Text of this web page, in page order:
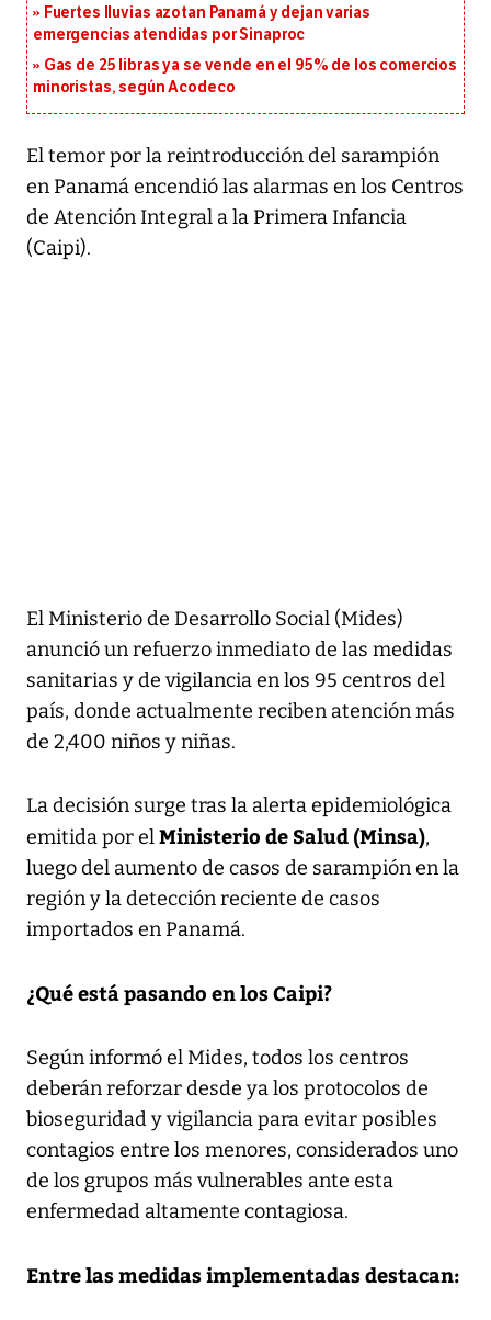
Fuertes lluvias azotan Panamá y dejan varias
emergencias atendidas por Sinaproc
Gas de 25 libras ya se vende en el 95% de los comercios
minoristas, según Acodeco
El temor por la reintroducción del sarampión
en Panamá encendió las alarmas en los Centros
de Atención Integral a la Primera Infancia
(Caipi).
El Ministerio de Desarrollo Social (Mides)
anunció un refuerzo inmediato de las medidas
sanitarias y de vigilancia en los 95 centros del
país, donde actualmente reciben atención más
de 2,400 niños y niñas.
La decisión surge tras la alerta epidemiológica
emitida por elMinisterio de Salud (Minsa),
luego del aumento de casos de sarampión en la
región y la detección reciente de casos
importados en Panamá.
¿Qué está pasando en los Caipi?
Según informó el Mides, todos los centros
deberán reforzar desde ya los protocolos de
bioseguridad y vigilancia para evitar posibles
contagios entre los menores, considerados uno
de los grupos más vulnerables ante esta
enfermedad altamente contagiosa.
Entre las medidas implementadas destacan: